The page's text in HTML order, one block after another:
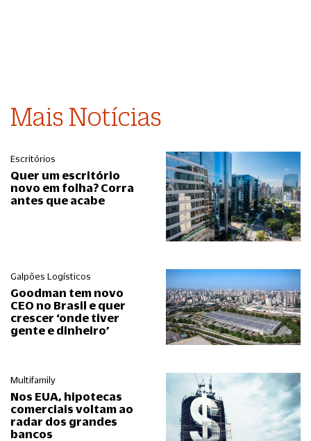
Mais Notícias
Escritórios
Quer um escritório
novo em folha? Corra
antes que acabe
Galpões Logísticos
Goodman tem novo
CEO no Brasil e quer
crescer ‘onde tiver
gente e dinheiro’
Multifamily
Nos EUA, hipotecas
comerciais voltam ao
radar dos grandes
bancos